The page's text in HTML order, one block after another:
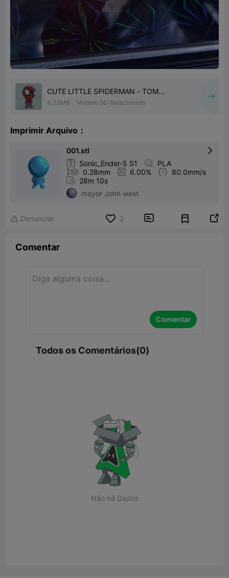
CUTE LITTLE SPIDERMAN - TOM
HOLLAND
4.23MB Modelo 3D Relacionado
Imprimir Arquivo：
001.stl 
 Sonic_Ender-5 S1  PLA
 0.28mm  6.00%  80.0mm/s
 28m 10s
mayor John west
 Denunciar 2  
Comentar
Comentar
Todos os Comentários(0)
Não há Dados